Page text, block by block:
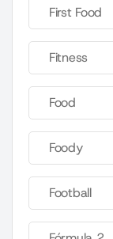
First Food
Fitness
Food
Foody
Football